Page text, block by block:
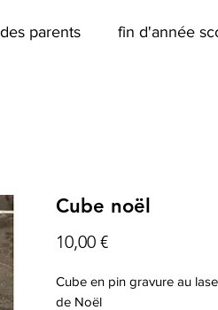
parents fin d'année
Cube noël
10,00 €Prix
Cube en pin gravure au
de Noël